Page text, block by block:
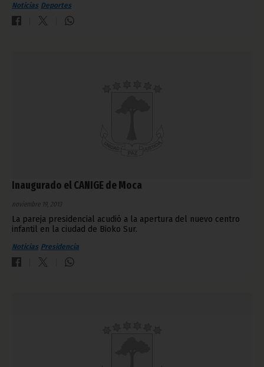
Noticias Deportes
Inaugurado el CANIGE de Moca
noviembre 19, 2013
La pareja presidencial acudió a la apertura del nuevo centro
infantil en la ciudad de Bioko Sur.
Noticias Presidencia